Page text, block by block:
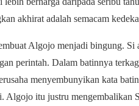
akhirat adalah semacam
Algojo menjadi bingung.
perintah. Dalam batinnya
menyembunyikan kata
Algojo itu justru mengembalikan